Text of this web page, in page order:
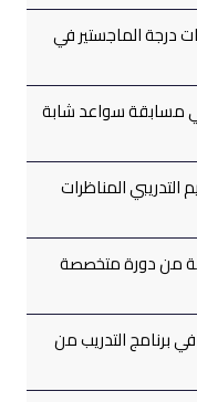
درجة الماجستير في
مسابقة سواعد شابة
المناظرات
من دورة متخصصة
برنامج التدريب من